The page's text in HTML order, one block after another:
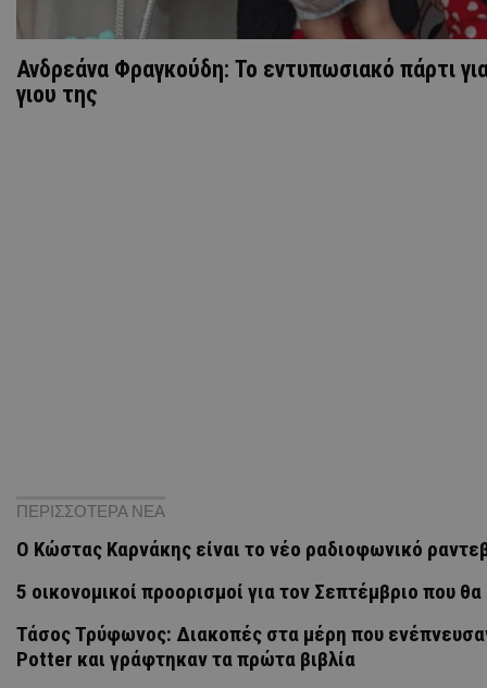
Ανδρεάνα Φραγκούδη: Το εντυπωσιακό πάρτι
γιου της
ΠΕΡΙΣΣΟΤΕΡΑ ΝΕΑ
Ο Κώστας Καρνάκης είναι το νέο ραδιοφωνικό
5 οικονομικοί προορισμοί για τον Σεπτέμβριο που
Τάσος Τρύφωνος: Διακοπές στα μέρη που
Potter και γράφτηκαν τα πρώτα βιβλία